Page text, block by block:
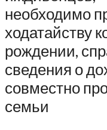
необходимо
ходатайству
рождении,
сведения о
совместно
семьи